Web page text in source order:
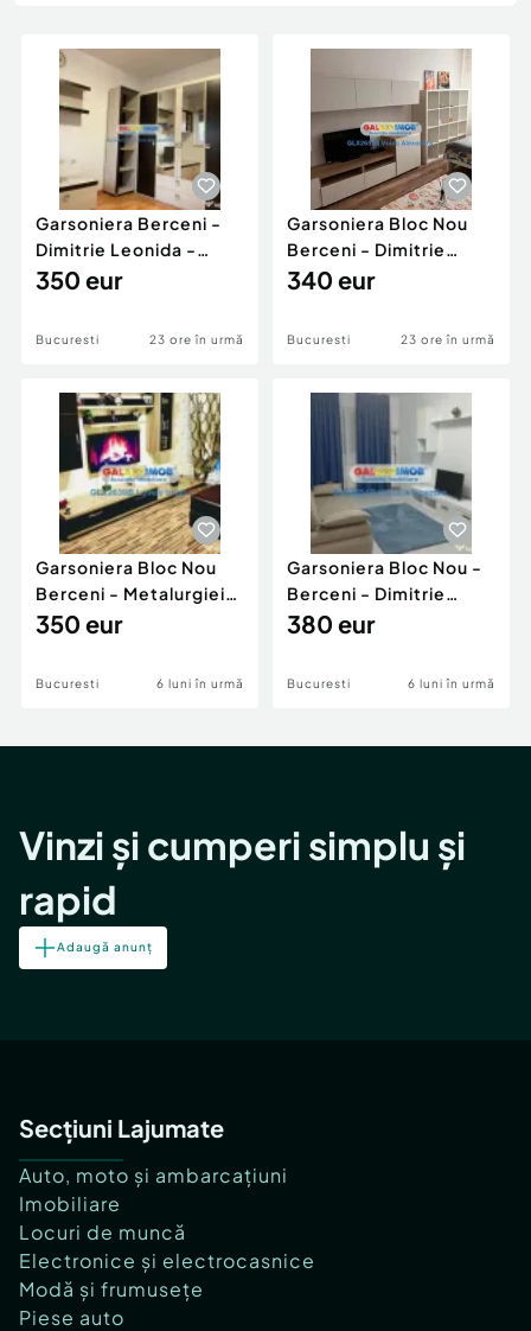
Animale de companie
Afaceri și echipamente profesionale
Inchiriere Bunuri si Vehicule
Piese auto si accesorii
Dacia Duster
Garsoniera Berceni -
Dimitrie Leonida -
Curte - Parcare - Ca
350 eur
Bucuresti 23 ore în urmă
Garsoniera Bloc Nou
Berceni - Dimitrie
Leonida - La Strada M
340 eur
Bucuresti 23 ore în urmă
Garsoniera Bloc Nou
Berceni - Metalurgiei
Park - Postalionul
350 eur
Bucuresti 6 luni în urmă
Garsoniera Bloc Nou -
Berceni - Dimitrie
Leonida
380 eur
Bucuresti 6 luni în urmă
Vinzi și cumperi simplu și
rapid
Adaugă anunț
Secțiuni Lajumate
Auto, moto și ambarcațiuni
Imobiliare
Locuri de muncă
Electronice și electrocasnice
Modă și frumusețe
Piese auto